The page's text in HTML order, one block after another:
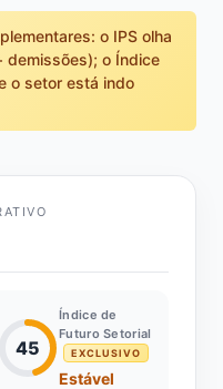
o IPS olha
demissões); o Índice
o setor está indo
45
Índice de
Futuro Setorial
EXCLUSIVO
Estável